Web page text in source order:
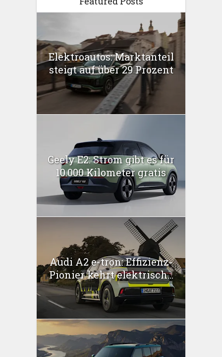
Elektroautos: Marktanteil
steigt auf über 29 Prozent
Geely E2: Strom gibt es für
10.000 Kilometer gratis
Audi A2 e-tron: Effizienz-
Pionier kehrt elektrisch...